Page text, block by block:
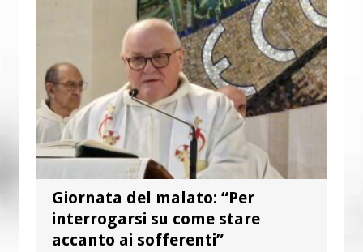
“Chiediamo al Signore di capire ciò che
è buono, giusto e santo per la nostra
vita”
Giornata del malato: “Per
interrogarsi su come stare
accanto ai sofferenti”